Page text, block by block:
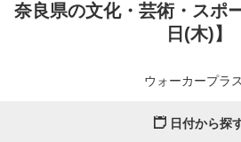
奈良県の文化・芸術・スポ
日(木)】
ウォーカープラ
日付から探